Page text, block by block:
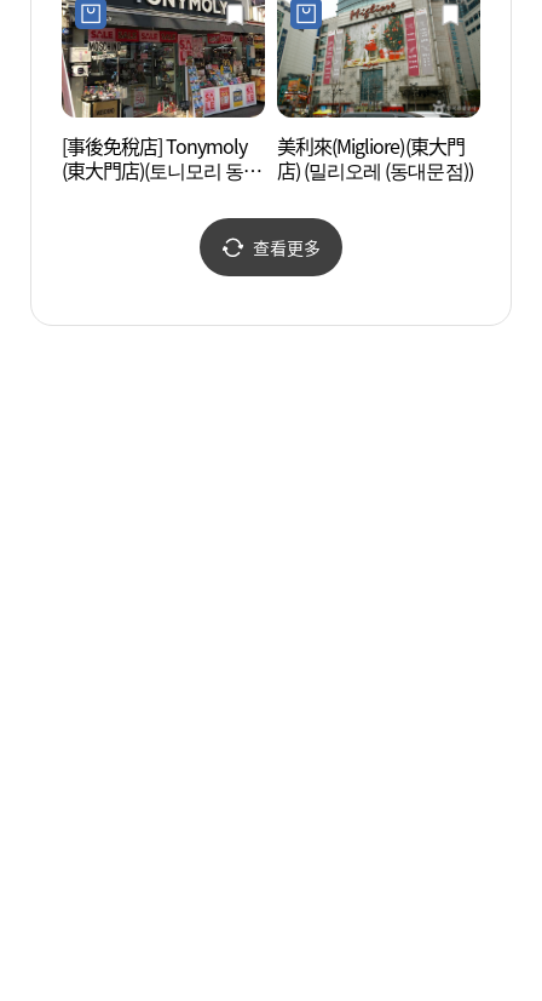
[事後免稅店] Tonymoly
(東大門店)(토니모리 동대
美利來(Migliore)(東大門
店) (밀리오레 (동대문점))
查看更多